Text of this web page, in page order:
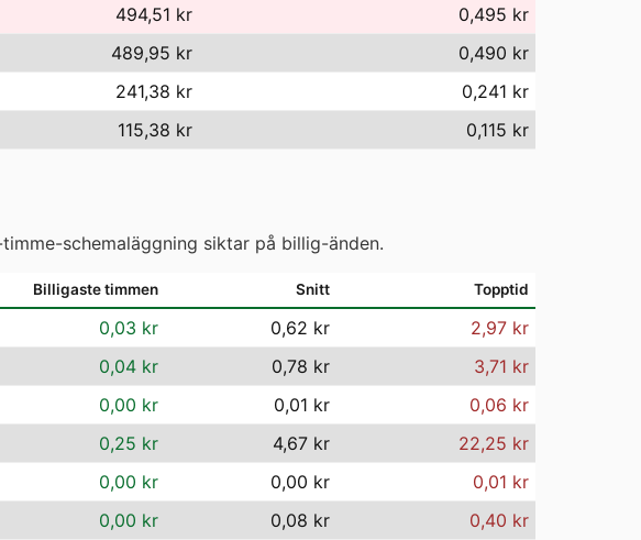
494,51 kr
0,495 kr
489,95 kr
0,490 kr
241,38 kr
0,241 kr
115,38 kr 0,115 kr
schemaläggning siktar på billig-änden.
Billigaste timmen Snitt Topptid
0,03 kr 0,62 kr
2,97 kr
0,04 kr 0,78 kr
3,71 kr
0,00 kr 0,01 kr
0,06 kr
0,25 kr 4,67 kr
22,25 kr
0,00 kr 0,00 kr
0,01 kr
0,00 kr 0,08 kr
0,40 kr